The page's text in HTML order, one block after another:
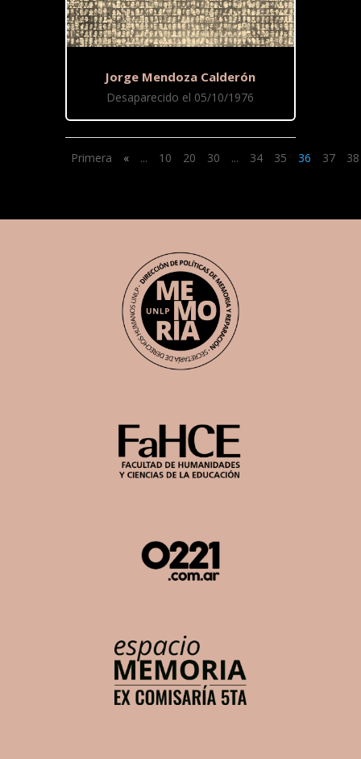
Jorge Mendoza Calderón
Desaparecido el 05/10/1976
Primera « ... 10 20 30 ... 34 35 36 37 38